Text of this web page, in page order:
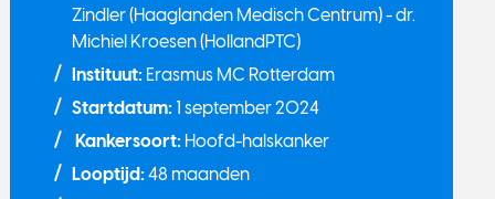
Zindler (Haaglanden Medisch Centrum) - dr.
Michiel Kroesen (HollandPTC)
Instituut: Erasmus MC Rotterdam
Startdatum: 1 september 2024
Kankersoort: Hoofd-halskanker
Looptijd: 48 maanden